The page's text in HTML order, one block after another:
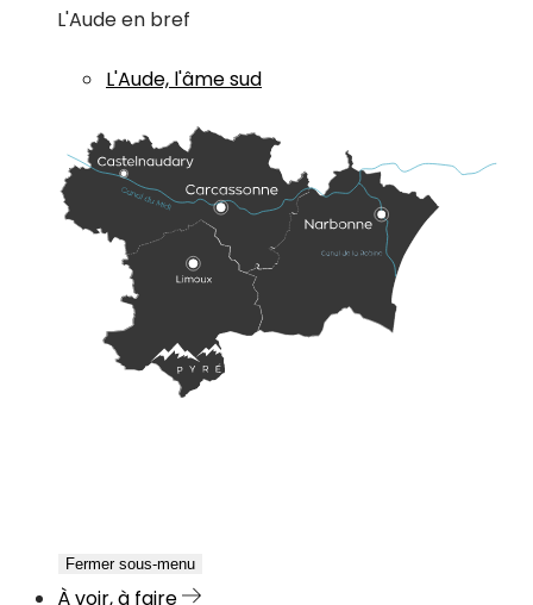
L'Aude en bref
L'Aude, l'âme sud
Fermer sous-menu
À voir, à faire